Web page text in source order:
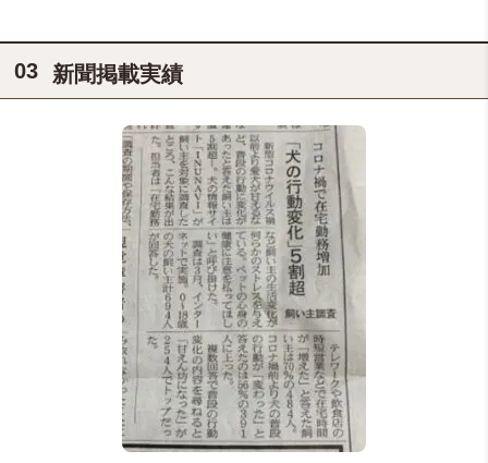
新聞掲載実績